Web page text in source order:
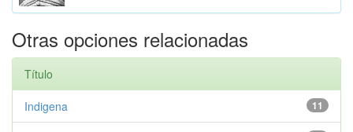
Otras opciones relacionadas
Título
11
Indigena